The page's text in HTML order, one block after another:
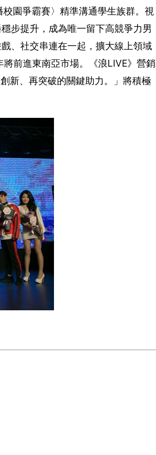
園爭霸賽〉精準溝通學生族群。視
步提升，成為唯一留下高競爭力男
、社交串連在一起，擴大線上領域
前進東南亞市場。《浪LIVE》營銷
新、再突破的關鍵助力。」將積極